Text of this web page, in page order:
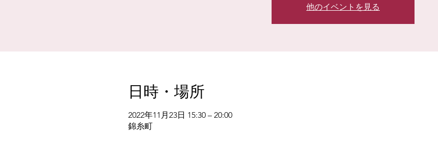
他のイベントを見る
日時・場所
2022年11月23日 15:30 – 20:00
錦糸町